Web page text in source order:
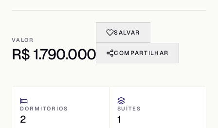
VALOR
R$ 1.790.000
SALVAR
COMPARTILHAR
DORMITÓRIOS
2
SUÍTES
1